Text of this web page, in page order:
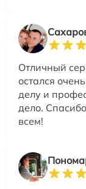
Отличный
остался
делу и
дело.
всем!